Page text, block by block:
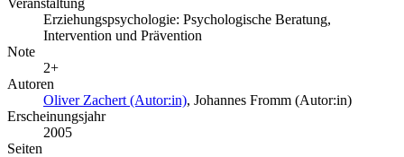
Veranstaltung
Erziehungspsychologie: Psychologische Beratung,
Intervention und Prävention
Note
2+
Autoren
Oliver Zachert (Autor:in), Johannes Fromm (Autor:in)
Erscheinungsjahr
2005
Seiten